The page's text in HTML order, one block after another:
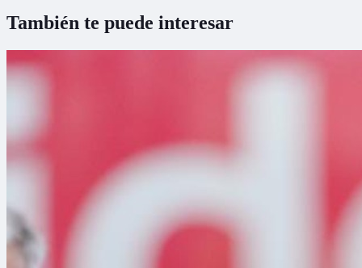
También te puede interesar